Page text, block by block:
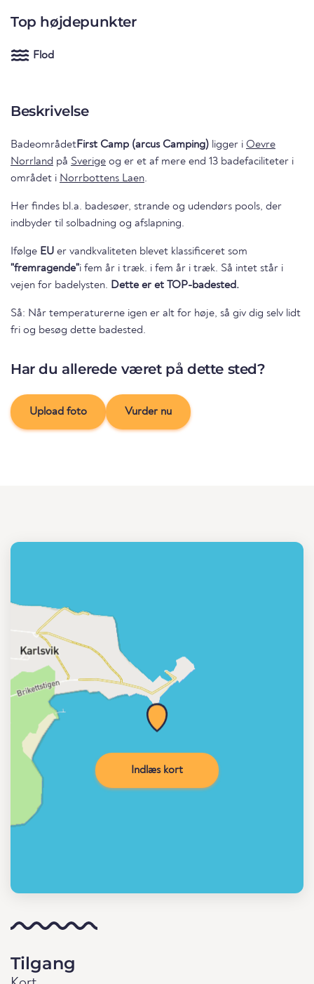
Top højdepunkter
Flod
Beskrivelse
BadeområdetFirst Camp (arcus Camping) ligger i Oevre
Norrland på Sverige og er et af mere end 13 badefaciliteter i
området i Norrbottens Laen.
Her findes bl.a. badesøer, strande og udendørs pools, der
indbyder til solbadning og afslapning.
Ifølge EU er vandkvaliteten blevet klassificeret som
"fremragende"i fem år i træk. i fem år i træk. Så intet står i
vejen for badelysten. Dette er et TOP-badested.
Så: Når temperaturerne igen er alt for høje, så giv dig selv lidt
fri og besøg dette badested.
Har du allerede været på dette sted?
Upload foto Vurder nu
Indlæs kort
Tilgang